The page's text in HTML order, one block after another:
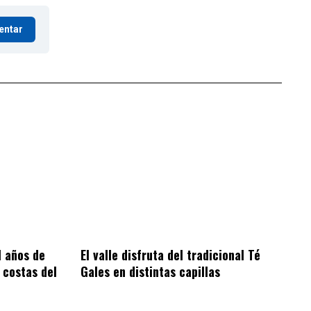
de
del
El valle disfruta del tradicional Té
Gales en distintas capillas